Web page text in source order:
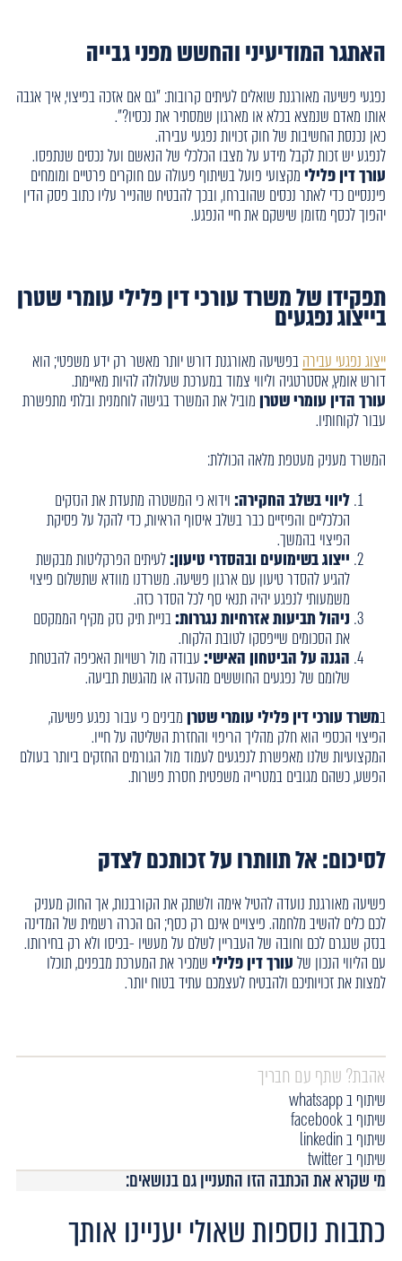
האתגר המודיעיני והחשש מפני גבייה
נפגעי פשיעה מאורגנת שואלים לעיתים קרובות: "גם אם אזכה בפיצוי, איך אגבה
אותו מאדם שנמצא בכלא או מארגון שמסתיר את נכסיו?".
כאן נכנסת החשיבות של חוק זכויות נפגעי עבירה.
לנפגע יש זכות לקבל מידע על מצבו הכלכלי של הנאשם ועל נכסים שנתפסו.
עורך דין פלילימקצועי פועל בשיתוף פעולה עם חוקרים פרטיים ומומחים
פיננסיים כדי לאתר נכסים שהוברחו, ובכך להבטיח שהנייר עליו כתוב פסק הדין
יהפוך לכסף מזומן שישקם את חיי הנפגע.
תפקידו של משרד עורכי דין פלילי עומרי שטרן
בייצוג נפגעים
ייצוג נפגעי עבירהבפשיעה מאורגנת דורש יותר מאשר רק ידע משפטי; הוא
דורש אומץ, אסטרטגיה וליווי צמוד במערכת שעלולה להיות מאיימת.
עורך הדין עומרי שטרן מוביל את המשרד בגישה לוחמנית ובלתי מתפשרת
עבור לקוחותיו.
המשרד מעניק מעטפת מלאה הכוללת:
ליווי בשלב החקירה:וידוא כי המשטרה מתעדת את הנזקים
הכלכליים והפיזיים כבר בשלב איסוף הראיות, כדי להקל על פסיקת
הפיצוי בהמשך.
ייצוג בשימועים ובהסדרי טיעון:לעיתים הפרקליטות מבקשת
להגיע להסדר טיעון עם ארגון פשיעה. משרדנו מוודא שתשלום פיצוי
משמעותי לנפגע יהיה תנאי סף לכל הסדר כזה.
ניהול תביעות אזרחיות נגררות:בניית תיק נזק מקיף הממקסם
את הסכומים שייפסקו לטובת הלקוח.
הגנה על הביטחון האישי:עבודה מול רשויות האכיפה להבטחת
שלומם של נפגעים החוששים מהעדה או מהגשת תביעה.
במשרד עורכי דין פלילי עומרי שטרן מבינים כי עבור נפגע פשיעה,
הפיצוי הכספי הוא חלק מהליך הריפוי והחזרת השליטה על חייו.
המקצועיות שלנו מאפשרת לנפגעים לעמוד מול הגורמים החזקים ביותר בעולם
הפשע, כשהם מגובים במטרייה משפטית חסרת פשרות.
לסיכום: אל תוותרו על זכותכם לצדק
פשיעה מאורגנת נועדה להטיל אימה ולשתק את הקורבנות, אך החוק מעניק
לכם כלים להשיב מלחמה. פיצויים אינם רק כסף; הם הכרה רשמית של המדינה
בנזק שנגרם לכם וחובה של העבריין לשלם על מעשיו -בכיסו ולא רק בחירותו.
עם הליווי הנכון שלעורך דין פלילישמכיר את המערכת מבפנים, תוכלו
למצות את זכויותיכם ולהבטיח לעצמכם עתיד בטוח יותר.
אהבת? שתף עם חבריך
שיתוף ב whatsapp
שיתוף ב facebook
שיתוף ב linkedin
שיתוף ב twitter
מי שקרא את הכתבה הזו התעניין גם בנושאים:
כתבות נוספות שאולי יעניינו אותך